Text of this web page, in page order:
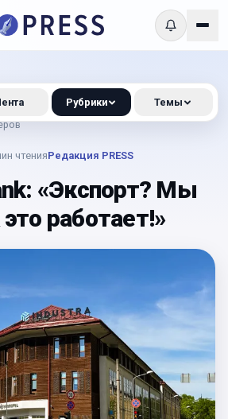
чтенияРедакция PRESS
«Экспорт? Мы
работает!»
Рубрики Темы